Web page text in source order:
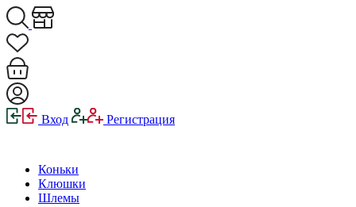
Вход Регистрация
Коньки
Клюшки
Шлемы